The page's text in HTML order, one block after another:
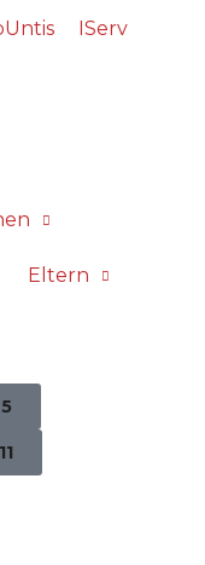
IServ
Eltern